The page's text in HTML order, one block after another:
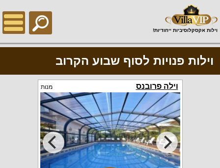
וילות אקסקלוסיביות ייחודיות!
וילות פנויות לסוף שבוע הקרוב
וילה פרובנס מנות